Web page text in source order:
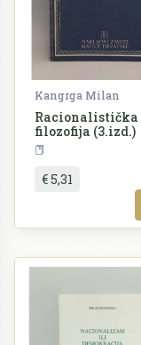
Kangrga Milan
Racionalistička
filozofija (3.izd.)
€ 5,31